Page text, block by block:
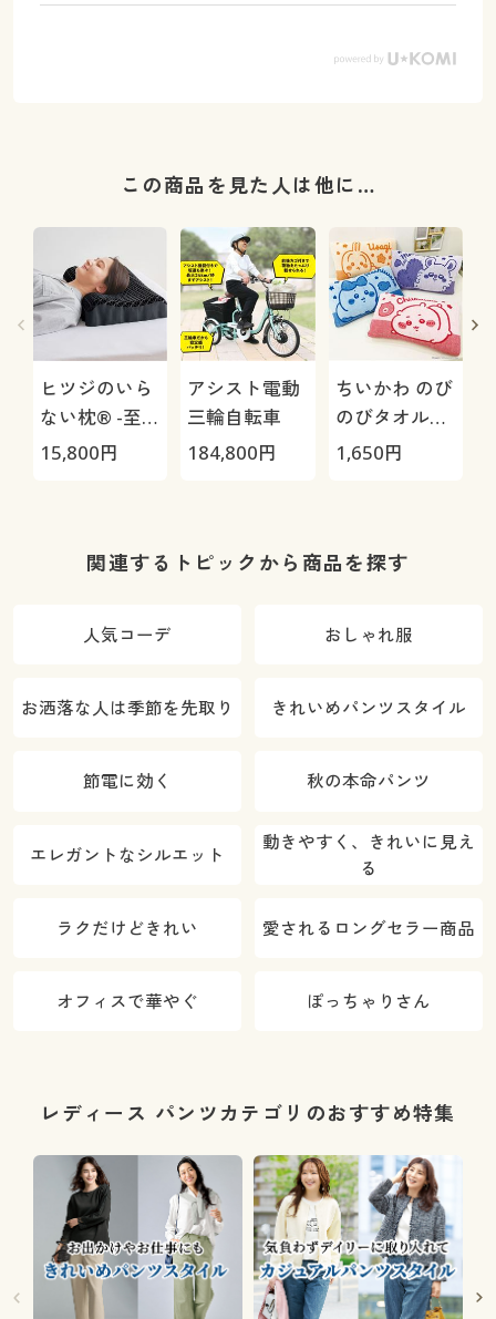
この商品を見た人は他に…
ヒツジのいら
ない枕® -至
極-
15,800円
アシスト電動
三輪自転車
184,800円
ちいかわ のび
のびタオル地
枕カバー
1,650円
関連するトピックから商品を探す
人気コーデ おしゃれ服
お洒落な人は季節を先取り きれいめパンツスタイル
節電に効く 秋の本命パンツ
エレガントなシルエット
動きやすく、きれいに見え
る
ラクだけどきれい 愛されるロングセラー商品
オフィスで華やぐ ぽっちゃりさん
レディース パンツカテゴリのおすすめ特集